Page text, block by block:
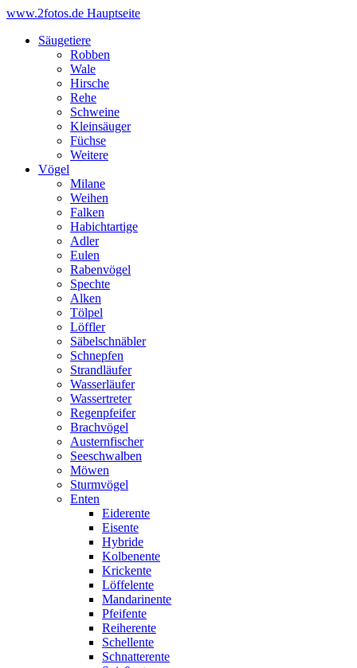
www.2fotos.de Hauptseite
Säugetiere
Robben
Wale
Hirsche
Rehe
Schweine
Kleinsäuger
Füchse
Weitere
Vögel
Milane
Weihen
Falken
Habichtartige
Adler
Eulen
Rabenvögel
Spechte
Alken
Tölpel
Löffler
Säbelschnäbler
Schnepfen
Strandläufer
Wasserläufer
Wassertreter
Regenpfeifer
Brachvögel
Austernfischer
Seeschwalben
Möwen
Sturmvögel
Enten
Eiderente
Eisente
Hybride
Kolbenente
Krickente
Löffelente
Mandarinente
Pfeifente
Reiherente
Schellente
Schnatterente